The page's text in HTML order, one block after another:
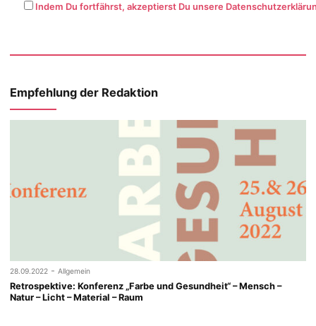
Indem Du fortfährst, akzeptierst Du unsere
Empfehlung der Redaktion
28.09.2022 - Allgemein
Retrospektive: Konferenz „Farbe und Gesundheit“ – Mensch –
Natur – Licht – Material – Raum